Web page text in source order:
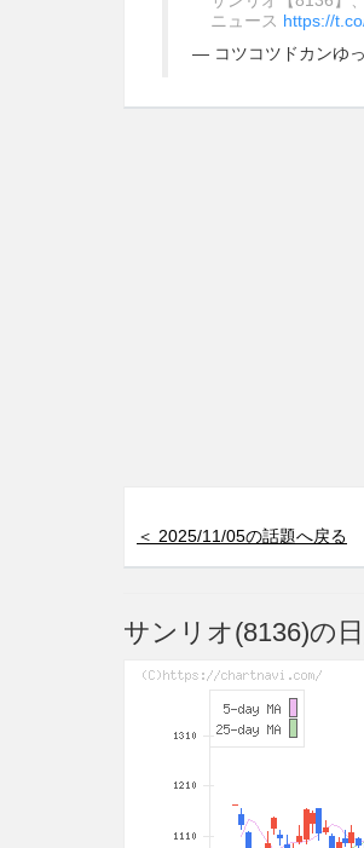
ニュース https://
— コツコツドカンゆ
＜ 2025/11/05の話題へ戻る
サンリオ(8136)の